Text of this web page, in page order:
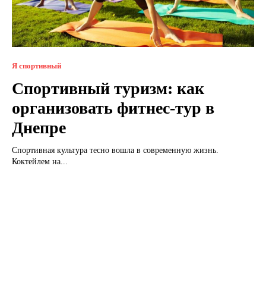
Я спортивный
Спортивный туризм: как
организовать фитнес-тур в
Днепре
Спортивная культура тесно вошла в современную жизнь.
Коктейлем на...